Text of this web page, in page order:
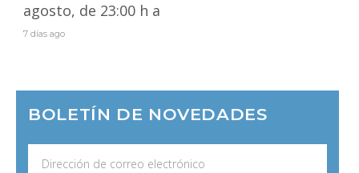
agosto, de 23:00 h a
7 días ago
BOLETÍN DE NOVEDADES